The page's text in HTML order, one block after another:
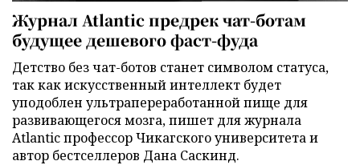
Журнал Atlantic предрек чат-ботам
будущее дешевого фаст-фуда
Детство без чат-ботов станет символом статуса,
так как искусственный интеллект будет
уподоблен ультрапереработанной пище для
развивающегося мозга, пишет для журнала
Atlantic профессор Чикагского университета и
автор бестселлеров Дана Саскинд.